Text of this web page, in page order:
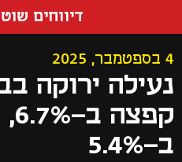
דיווחים
נעילה ירוקה
ב-5.4%
4 בספטמבר, 2025